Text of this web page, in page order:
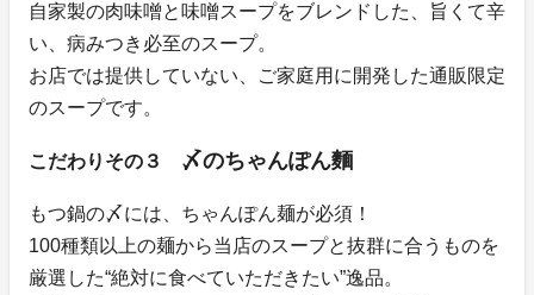
自家製の肉味噌と味噌スープをブレンドした、旨くて辛
い、病みつき必至のスープ。
お店では提供していない、ご家庭用に開発した通販限定
のスープです。
こだわりその３ 〆のちゃんぽん麵
もつ鍋の〆には、ちゃんぽん麺が必須！
100種類以上の麺から当店のスープと抜群に合うものを
厳選した“絶対に食べていただきたい”逸品。